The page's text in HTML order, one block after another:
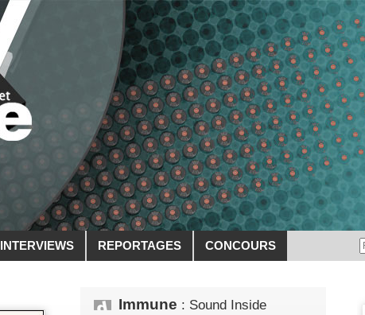
INTERVIEWS REPORTAGES CONCOURS
Immune : Sound Inside